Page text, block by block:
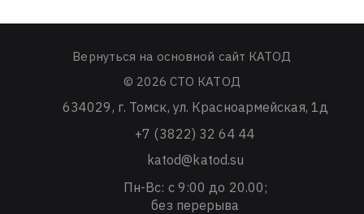
Вернуться на основной сайт КАТОД
© 2026 СТО КАТОД
634029, г. Томск, ул. Красноармейская, 1д
+7 (3822) 32 64 44
katod@katod.su
Пн-Вс: с 9:00 до 20.00;
без перерыва